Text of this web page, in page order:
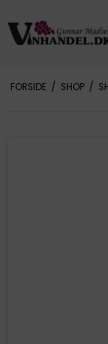
FORSIDE / SHOP /